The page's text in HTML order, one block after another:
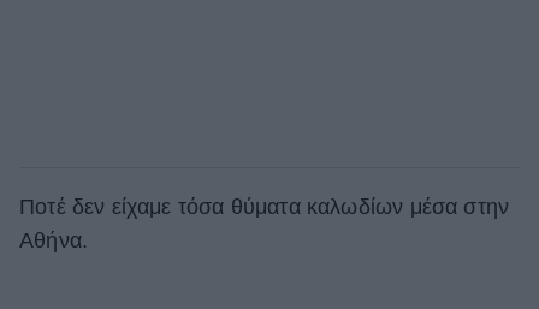
Ποτέ δεν είχαμε τόσα θύματα καλωδίων μέσα στην
Αθήνα.